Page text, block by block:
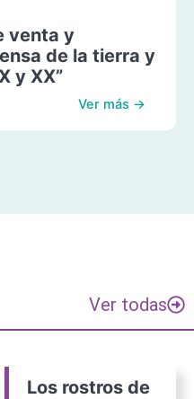
venta y
de la tierra y
y XX”
Ver más →
Ver todas
Los rostros de